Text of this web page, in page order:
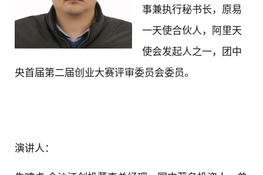
事兼执行秘书长，原易
一天使合伙人，阿里天
使会发起人之一，团中
央首届第二届创业大赛评审委员会委员。
演讲人：